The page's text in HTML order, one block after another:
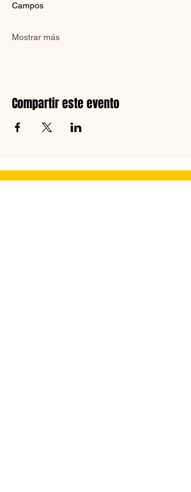
Campos
Mostrar más
Compartir este evento